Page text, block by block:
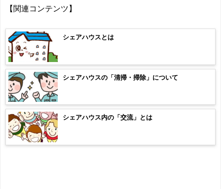
【関連コンテンツ】
シェアハウスとは
シェアハウスの「清掃・掃除」について
シェアハウス内の「交流」とは